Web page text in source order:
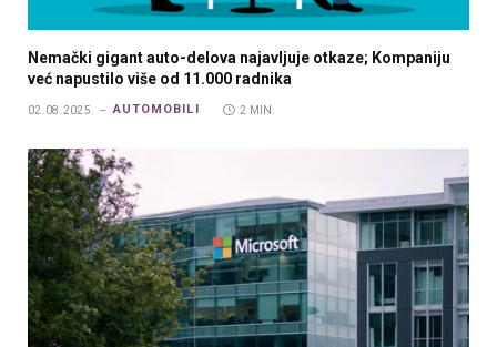
Nemački gigant auto-delova najavljuje otkaze; Kompaniju
već napustilo više od 11.000 radnika
02.08.2025. AUTOMOBILI 2 MIN.